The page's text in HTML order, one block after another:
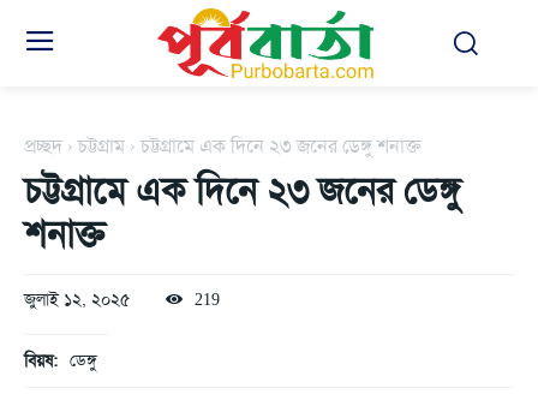
প্রচ্ছদ চট্টগ্রাম চট্টগ্রামে এক দিনে ২৩ জনের ডেঙ্গু শনাক্ত
চট্টগ্রামে এক দিনে ২৩ জনের ডেঙ্গু
শনাক্ত
জুলাই ১২, ২০২৫ 219
বিয়ষ: ডেঙ্গু